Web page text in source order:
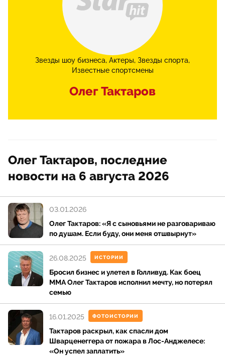
Звезды шоу бизнеса Актеры Звезды спорта
Известные спортсмены
Олег Тактаров
Олег Тактаров, последние
новости на 6 августа 2026
Олег Тактаров: «Я с сыновьями не разговариваю
по душам. Если буду, они меня отшвырнут»
03.01.2026
ИСТОРИИ
Бросил бизнес и улетел в Голливуд. Как боец
ММА Олег Тактаров исполнил мечту, но потерял
семью
26.08.2025
ФОТОИСТОРИИ
Тактаров раскрыл, как спасли дом
Шварценеггера от пожара в Лос-Анджелесе:
«Он успел заплатить»
16.01.2025